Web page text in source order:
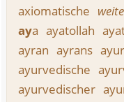
axiomatische
aya ayatollah
ayran ayrans
ayurvedische
ayurvedischer